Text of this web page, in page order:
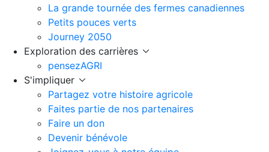
La grande tournée des fermes canadiennes
Petits pouces verts
Journey 2050
Exploration des carrières
pensezAGRI
S'impliquer
Partagez votre histoire agricole
Faites partie de nos partenaires
Faire un don
Devenir bénévole